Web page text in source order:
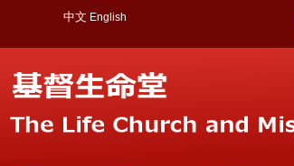
中文 English